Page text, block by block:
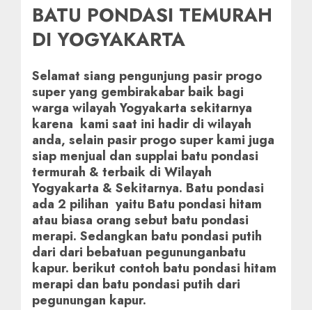
BATU PONDASI TEMURAH
DI YOGYAKARTA
Selamat siang pengunjung pasir progo
super yang gembirakabar baik bagi
warga wilayah Yogyakarta sekitarnya
karena kami saat ini hadir di wilayah
anda, selain pasir progo super kami juga
siap menjual dan supplai batu pondasi
termurah & terbaik di Wilayah
Yogyakarta & Sekitarnya. Batu pondasi
ada 2 pilihan yaitu Batu pondasi hitam
atau biasa orang sebut batu pondasi
merapi. Sedangkan batu pondasi putih
dari dari bebatuan pegununganbatu
kapur. berikut contoh batu pondasi hitam
merapi dan batu pondasi putih dari
pegunungan kapur.